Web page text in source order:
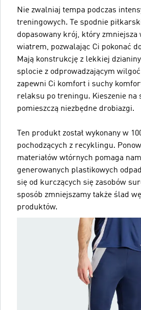
Nie zwalniaj tempa podczas
treningowych. Te spodnie
dopasowany krój, który zmniejsza
wiatrem, pozwalając Ci pokonać
Mają konstrukcję z lekkiej
splocie z odprowadzającym wilgoć
zapewni Ci komfort i suchy
relaksu po treningu. Kieszenie na
pomieszczą niezbędne drobiazgi.
Ten produkt został wykonany w
pochodzących z recyklingu.
materiałów wtórnych pomaga
generowanych plastikowych
się od kurczących się zasobów
sposób zmniejszamy także ślad
produktów.